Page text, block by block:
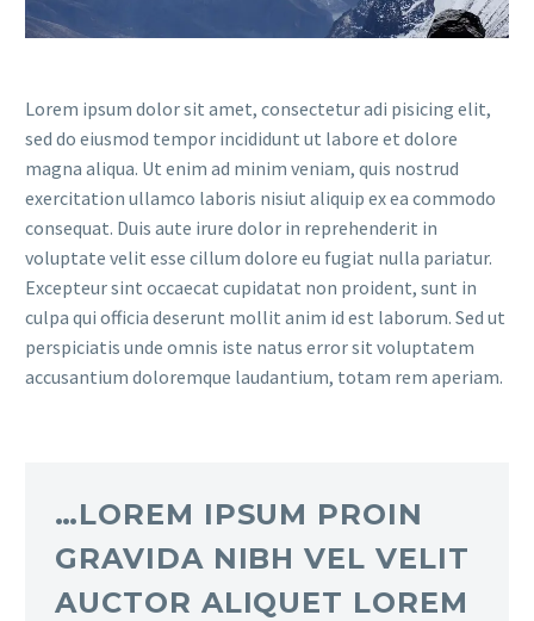
Lorem ipsum dolor sit amet, consectetur adi pisicing elit,
sed do eiusmod tempor incididunt ut labore et dolore
magna aliqua. Ut enim ad minim veniam, quis nostrud
exercitation ullamco laboris nisiut aliquip ex ea commodo
consequat. Duis aute irure dolor in reprehenderit in
voluptate velit esse cillum dolore eu fugiat nulla pariatur.
Excepteur sint occaecat cupidatat non proident, sunt in
culpa qui officia deserunt mollit anim id est laborum. Sed ut
perspiciatis unde omnis iste natus error sit voluptatem
accusantium doloremque laudantium, totam rem aperiam.
…LOREM IPSUM PROIN
GRAVIDA NIBH VEL VELIT
AUCTOR ALIQUET LOREM